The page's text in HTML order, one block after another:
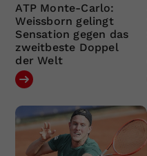
ATP Monte-Carlo:
Weissborn gelingt
Sensation gegen das
zweitbeste Doppel
der Welt